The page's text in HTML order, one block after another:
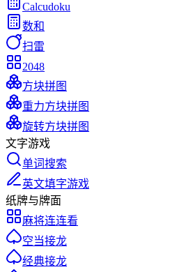
Calcudoku
数和
扫雷
2048
方块拼图
重力方块拼图
旋转方块拼图
文字游戏
单词搜索
英文填字游戏
纸牌与牌面
麻将连连看
空当接龙
经典接龙